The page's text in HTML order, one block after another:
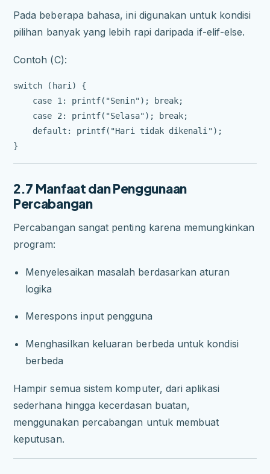
Pada beberapa bahasa, ini digunakan untuk kondisi
pilihan banyak yang lebih rapi daripada if-elif-else.
Contoh (C):
switch (hari) {
    case 1: printf("Senin"); break;
    case 2: printf("Selasa"); break;
    default: printf("Hari tidak dikenali");
2.7 Manfaat dan Penggunaan
Percabangan
Percabangan sangat penting karena memungkinkan
program:
Menyelesaikan masalah berdasarkan aturan
logika
Merespons input pengguna
Menghasilkan keluaran berbeda untuk kondisi
berbeda
Hampir semua sistem komputer, dari aplikasi
sederhana hingga kecerdasan buatan,
menggunakan percabangan untuk membuat
keputusan.